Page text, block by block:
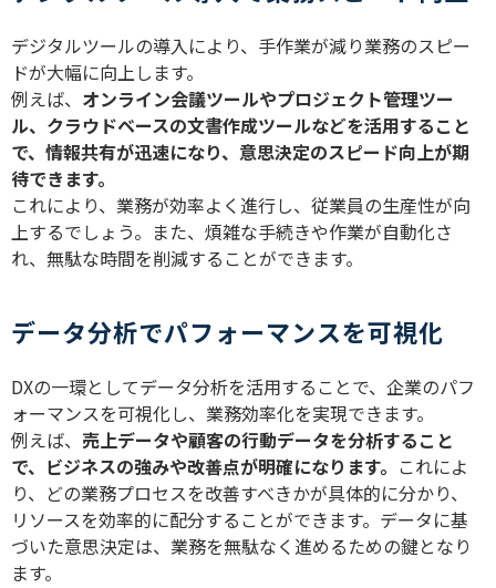
デジタルツールの導入により、手作業が減り業務のスピー
ドが大幅に向上します。
例えば、 オンライン会議ツールやプロジェクト管理ツー
ル、クラウドベースの文書作成ツールなどを活用すること
で、情報共有が迅速になり、意思決定のスピード向上が期
待できます。
これにより、業務が効率よく進行し、従業員の生産性が向
上するでしょう。また、煩雑な手続きや作業が自動化さ
れ、無駄な時間を削減することができます。
データ分析でパフォーマンスを可視化
DXの一環としてデータ分析を活用することで、企業のパフ
ォーマンスを可視化し、業務効率化を実現できます。
例えば、 売上データや顧客の行動データを分析すること
で、ビジネスの強みや改善点が明確になります。 これによ
り、どの業務プロセスを改善すべきかが具体的に分かり、
リソースを効率的に配分することができます。データに基
づいた意思決定は、業務を無駄なく進めるための鍵となり
ます。